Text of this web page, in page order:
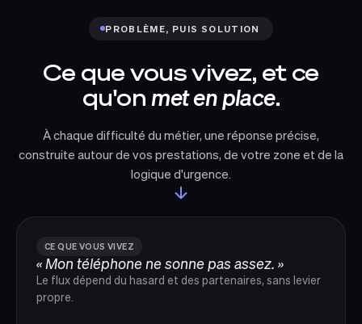
PROBLÈME, PUIS SOLUTION
Ce que vous vivez, et ce
qu'on met en place.
À chaque difficulté du métier, une réponse précise,
construite autour de vos prestations, de votre zone et de la
logique d'urgence.
CE QUE VOUS VIVEZ
« Mon téléphone ne sonne pas assez. »
Le flux dépend du hasard et des partenaires, sans levier
propre.